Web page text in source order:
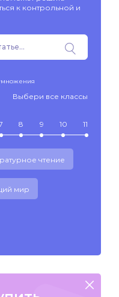
к контрольной и
Выбери все классы
8 9 10 11
чтение
мир